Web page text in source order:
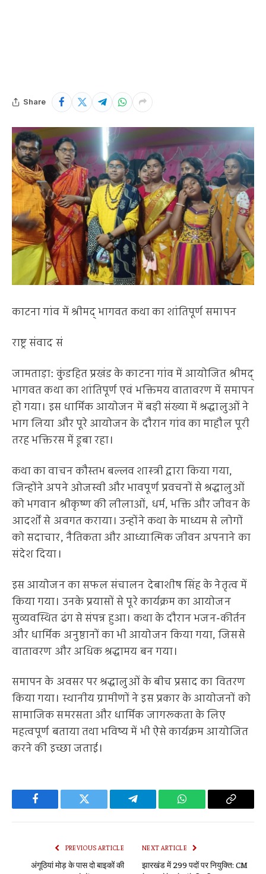
Share
काटना गांव में श्रीमद् भागवत कथा का शांतिपूर्ण समापन
राष्ट्र संवाद सं
जामताड़ा: कुंडहित प्रखंड के काटना गांव में आयोजित श्रीमद्
भागवत कथा का शांतिपूर्ण एवं भक्तिमय वातावरण में समापन
हो गया। इस धार्मिक आयोजन में बड़ी संख्या में श्रद्धालुओं ने
भाग लिया और पूरे आयोजन के दौरान गांव का माहौल पूरी
तरह भक्तिरस में डूबा रहा।
कथा का वाचन कौस्तभ बल्लव शास्त्री द्वारा किया गया,
जिन्होंने अपने ओजस्वी और भावपूर्ण प्रवचनों से श्रद्धालुओं
को भगवान श्रीकृष्ण की लीलाओं, धर्म, भक्ति और जीवन के
आदर्शों से अवगत कराया। उन्होंने कथा के माध्यम से लोगों
को सदाचार, नैतिकता और आध्यात्मिक जीवन अपनाने का
संदेश दिया।
इस आयोजन का सफल संचालन देबाशीष सिंह के नेतृत्व में
किया गया। उनके प्रयासों से पूरे कार्यक्रम का आयोजन
सुव्यवस्थित ढंग से संपन्न हुआ। कथा के दौरान भजन-कीर्तन
और धार्मिक अनुष्ठानों का भी आयोजन किया गया, जिससे
वातावरण और अधिक श्रद्धामय बन गया।
समापन के अवसर पर श्रद्धालुओं के बीच प्रसाद का वितरण
किया गया। स्थानीय ग्रामीणों ने इस प्रकार के आयोजनों को
सामाजिक समरसता और धार्मिक जागरूकता के लिए
महत्वपूर्ण बताया तथा भविष्य में भी ऐसे कार्यक्रम आयोजित
करने की इच्छा जताई।
Facebook Twitter Telegram WhatsApp Copy
PREVIOUS ARTICLE
अंगूठियां मोड़ के पास दो बाइकों की
NEXT ARTICLE
झारखंड में 299 पदों पर नियुक्ति: CM